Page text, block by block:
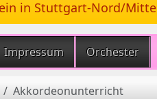
in Stuttgart-Nord/Mitte
Impressum Orchester
Akkordeonunterricht